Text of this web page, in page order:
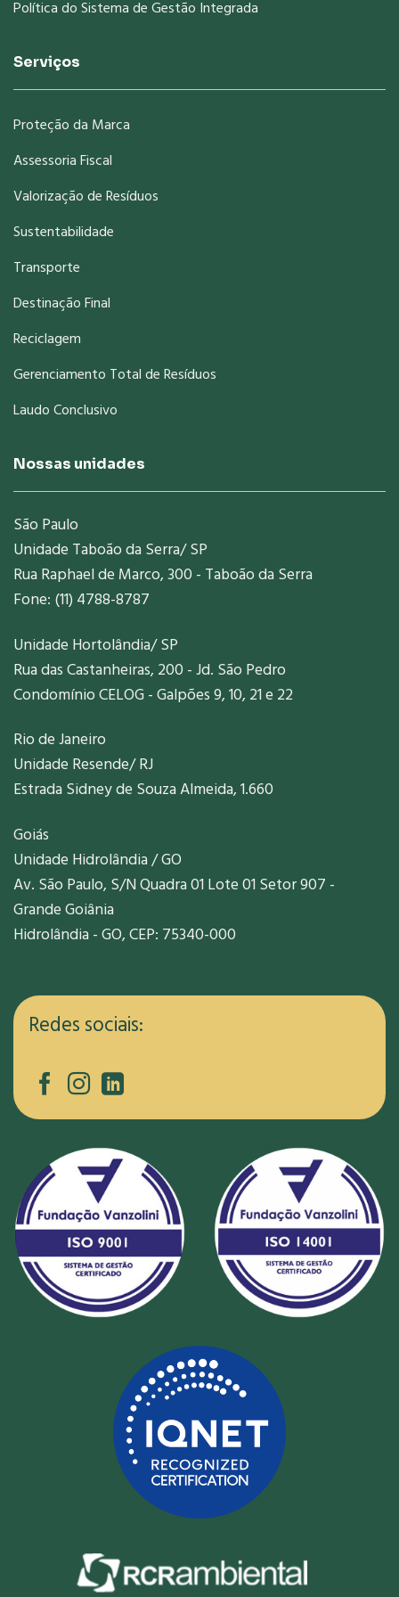
Política do Sistema de Gestão Integrada
Serviços
Proteção da Marca
Assessoria Fiscal
Valorização de Resíduos
Sustentabilidade
Transporte
Destinação Final
Reciclagem
Gerenciamento Total de Resíduos
Laudo Conclusivo
Nossas unidades
São Paulo
Unidade Taboão da Serra/ SP
Rua Raphael de Marco, 300 - Taboão da Serra
Fone: (11) 4788-8787
Unidade Hortolândia/ SP
Rua das Castanheiras, 200 - Jd. São Pedro
Condomínio CELOG - Galpões 9, 10, 21 e 22
Rio de Janeiro
Unidade Resende/ RJ
Estrada Sidney de Souza Almeida, 1.660
Goiás
Unidade Hidrolândia / GO
Av. São Paulo, S/N Quadra 01 Lote 01 Setor 907 -
Grande Goiânia
Hidrolândia - GO, CEP: 75340-000
Redes sociais: